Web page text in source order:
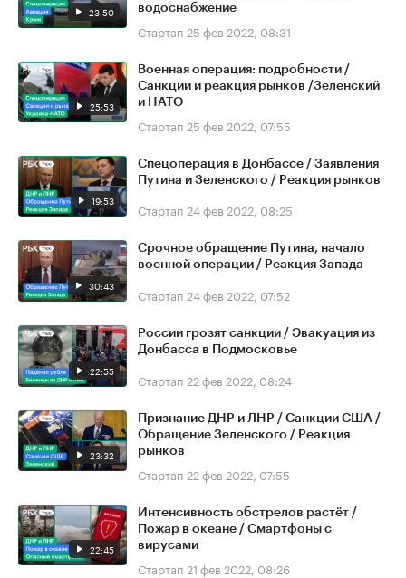
23:50
водоснабжение
Стартап 25 фев 2022, 08:31
25:53
Военная операция: подробности /
Санкции и реакция рынков /Зеленский
и НАТО
Стартап 25 фев 2022, 07:55
19:53
Спецоперация в Донбассе / Заявления
Путина и Зеленского / Реакция рынков
Стартап 24 фев 2022, 08:25
30:43
Срочное обращение Путина, начало
военной операции / Реакция Запада
Стартап 24 фев 2022, 07:52
22:55
России грозят санкции / Эвакуация из
Донбасса в Подмосковье
Стартап 22 фев 2022, 08:24
23:32
Признание ДНР и ЛНР / Санкции США /
Обращение Зеленского / Реакция
рынков
Стартап 22 фев 2022, 07:55
22:45
Интенсивность обстрелов растёт /
Пожар в океане / Смартфоны с
вирусами
Стартап 21 фев 2022, 08:26